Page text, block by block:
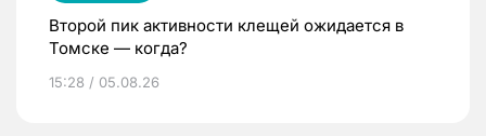
Второй пик активности клещей ожидается в
Томске — когда?
15:28 / 05.08.26